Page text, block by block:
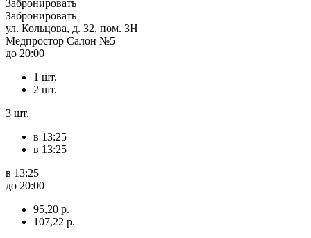
Забронировать
Забронировать
ул. Кольцова, д. 32, пом. 3Н
Медпростор Салон №5
до 20:00
1 шт.
2 шт.
3 шт.
в 13:25
в 13:25
в 13:25
до 20:00
95,20 р.
107,22 р.